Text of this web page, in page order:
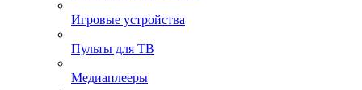
Игровые устройства
Пульты для ТВ
Медиаплееры